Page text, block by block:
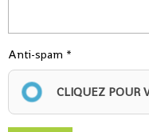
Anti-spam
CLIQUEZ POUR